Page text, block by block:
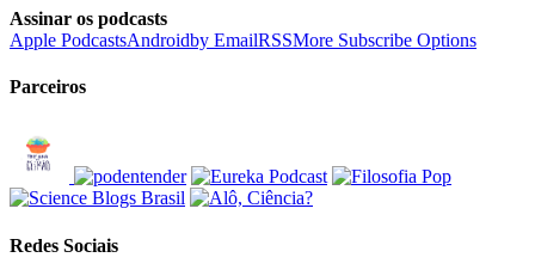
Assinar os podcasts
Apple PodcastsAndroidby EmailRSSMore Subscribe Options
Parceiros
Redes Sociais